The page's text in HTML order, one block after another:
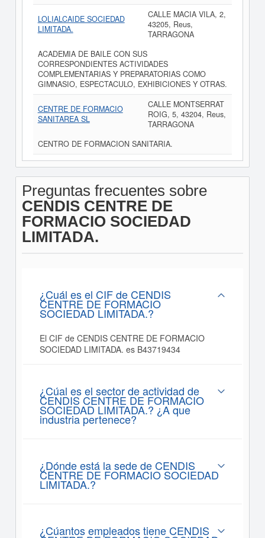
LOLIALCAIDE SOCIEDAD
LIMITADA.
CALLE MACIA VILA, 2,
43205, Reus,
TARRAGONA
ACADEMIA DE BAILE CON SUS
CORRESPONDIENTES ACTIVIDADES
COMPLEMENTARIAS Y PREPARATORIAS COMO
GIMNASIO, ESPECTACULO, EXHIBICIONES Y OTRAS.
CENTRE DE FORMACIO
SANITAREA SL
CALLE MONTSERRAT
ROIG, 5, 43204, Reus,
TARRAGONA
CENTRO DE FORMACION SANITARIA.
Preguntas frecuentes sobre
CENDIS CENTRE DE
FORMACIO SOCIEDAD
LIMITADA.
¿Cuál es el CIF de CENDIS
CENTRE DE FORMACIO
SOCIEDAD LIMITADA.?
El CIF de CENDIS CENTRE DE FORMACIO
SOCIEDAD LIMITADA. es B43719434
¿Cúal es el sector de actividad de
CENDIS CENTRE DE FORMACIO
SOCIEDAD LIMITADA.? ¿A que
industria pertenece?
¿Dónde está la sede de CENDIS
CENTRE DE FORMACIO SOCIEDAD
LIMITADA.?
¿Cúantos empleados tiene CENDIS